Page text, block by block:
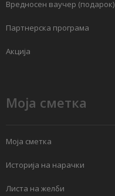
Вредносен ваучер (подарок)
Партнерска програма
Акција
Моја сметка
Моја сметка
Историја на нарачки
Листа на желби